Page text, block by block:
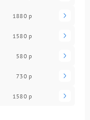
1880 р
1580 р
580 р
730 р
1580 р